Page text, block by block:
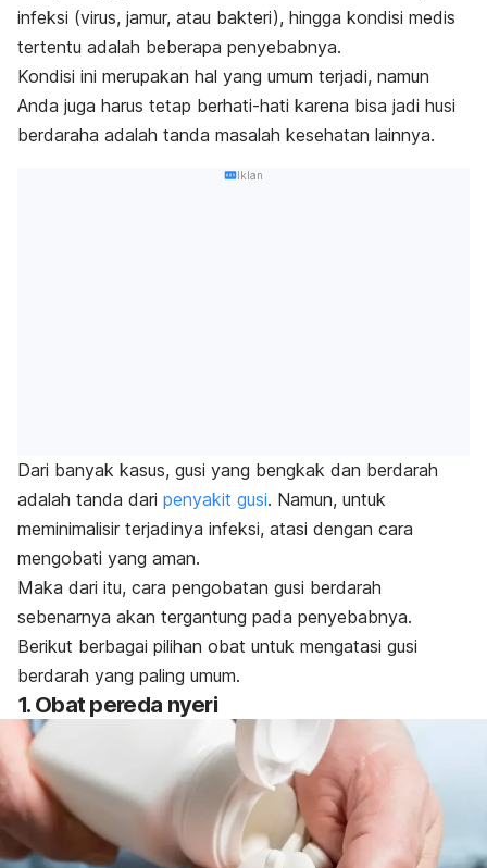
infeksi (virus, jamur, atau bakteri), hingga kondisi medis
tertentu adalah beberapa penyebabnya.
Kondisi ini merupakan hal yang umum terjadi, namun
Anda juga harus tetap berhati-hati karena bisa jadi husi
berdaraha adalah tanda masalah kesehatan lainnya.
Iklan
Dari banyak kasus, gusi yang bengkak dan berdarah
adalah tanda dari penyakit gusi. Namun, untuk
meminimalisir terjadinya infeksi, atasi dengan cara
mengobati yang aman.
Maka dari itu, cara pengobatan gusi berdarah
sebenarnya akan tergantung pada penyebabnya.
Berikut berbagai pilihan obat untuk mengatasi gusi
berdarah yang paling umum.
1. Obat pereda nyeri